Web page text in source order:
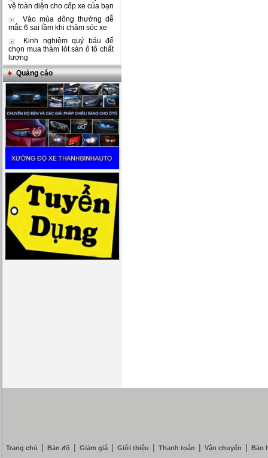
vệ toàn diện cho cốp xe của bạn
Vào mùa đông thường dễ
mắc 6 sai lầm khi chăm sóc xe
Kinh nghiệm quý báu để
chọn mua thảm lót sàn ô tô chất
lượng
Quảng cáo
Trang chủ Bản đồ Giảm giá Giới thiệu Thanh toán Vận chuyển Bảo